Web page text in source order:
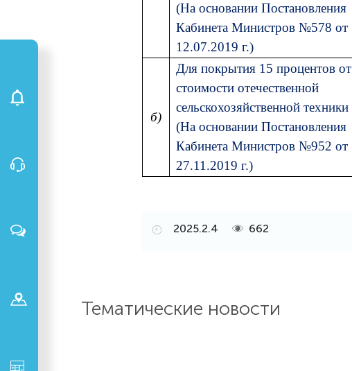
(На основании Постановления
Кабинета Министров №578 от
12.07.2019 г.)
б)
Для покрытия 15 процентов от
стоимости отечественной
сельскохозяйственной техники
(На основании Постановления
Кабинета Министров №952 от
27.11.2019 г.)
2025.2.4 662
Тематические новости